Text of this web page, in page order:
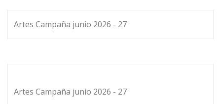
Artes Campaña junio 2026 - 27
Artes Campaña junio 2026 - 27